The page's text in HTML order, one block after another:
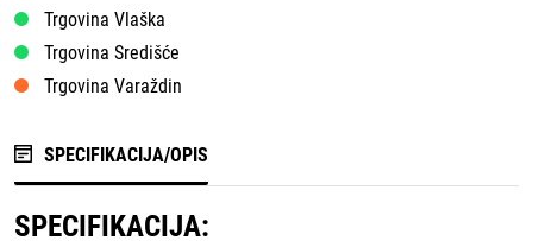
Trgovina Vlaška
Trgovina Središće
Trgovina Varaždin
SPECIFIKACIJA/OPIS
SPECIFIKACIJA: